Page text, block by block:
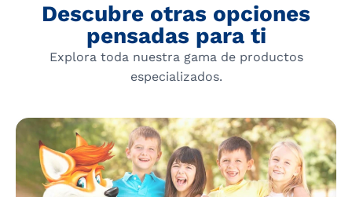
Descubre otras opciones
pensadas para ti
Explora toda nuestra gama de productos
especializados.